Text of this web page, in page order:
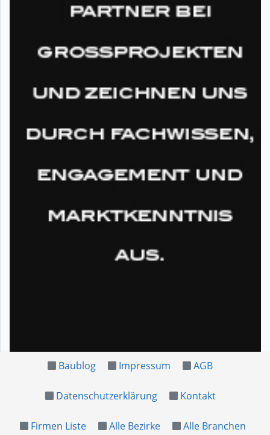
Baublog Impressum AGB
Datenschutzerklärung Kontakt
Firmen Liste Alle Bezirke Alle Branchen